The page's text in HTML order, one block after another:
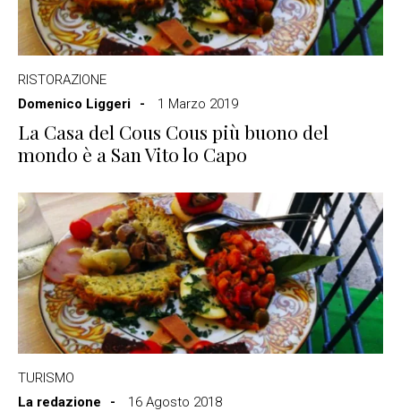
RISTORAZIONE
Domenico Liggeri
1 Marzo 2019
La Casa del Cous Cous più buono del
mondo è a San Vito lo Capo
TURISMO
La redazione
16 Agosto 2018